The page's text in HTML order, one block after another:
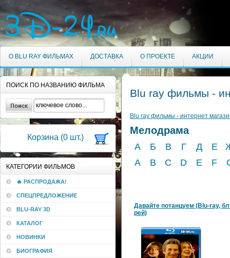
О BLU RAY ФИЛЬМАХ ДОСТАВКА О ПРОЕКТЕ АКЦИИ
ПОИСК ПО НАЗВАНИЮ ФИЛЬМА
Корзина (0 шт.)
КАТЕГОРИИ ФИЛЬМОВ
🔥 РАСПРОДАЖА!
СПЕЦПРЕДЛОЖЕНИЕ
BLU-RAY 3D
КАТАЛОГ
НОВИНКИ
БИОГРАФИЯ
Blu ray фильмы -
Blu ray фильмы - интернет
Мелодрама
А Б В Г Д Е
A
B C D E F
Давайте потанцуем (Blu-ray,
рей)